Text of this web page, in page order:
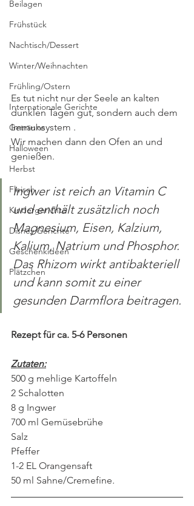
Beilagen
Frühstück
Nachtisch/Dessert
Winter/Weihnachten
Frühling/Ostern
Internationale Gerichte
Getränke
Halloween
Herbst
Fleisch
Kindergerichte
Disney Gerichte
Geschenkideen
Plätzchen
Es tut nicht nur der Seele an kalten
dunklen Tagen gut, sondern auch dem
Immunsystem .
Wir machen dann den Ofen an und
genießen.
Ingwer ist reich an Vitamin C
und enthält zusätzlich noch
Magnesium, Eisen, Kalzium,
Kalium, Natrium und Phosphor.
Das Rhizom wirkt antibakteriell
und kann somit zu einer
gesunden Darmflora beitragen.
Rezept für ca. 5-6 Personen
Zutaten:
500 g mehlige Kartoffeln
2 Schalotten
8 g Ingwer
700 ml Gemüsebrühe
Salz
Pfeffer
1-2 EL Orangensaft
50 ml Sahne/Cremefine.